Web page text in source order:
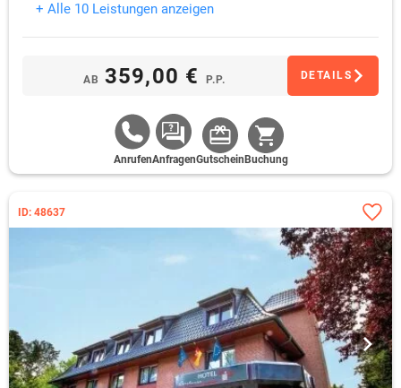
+ Alle 10 Leistungen anzeigen
AB 359,00 € P.P. DETAILS
AnrufenAnfragenGutschein Buchung
ID: 48637